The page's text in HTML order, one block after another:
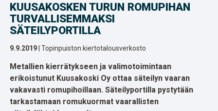
KUUSAKOSKEN TURUN ROMUPIHAN
TURVALLISEMMAKSI
SÄTEILYPORTILLA
9.9.2019 | Topinpuiston kiertotalousverkosto
Metallien kierrätykseen ja valimotoimintaan
erikoistunut Kuusakoski Oy ottaa säteilyn vaaran
vakavasti romupihoillaan. Säteilyportilla pystytään
tarkastamaan romukuormat vaarallisten